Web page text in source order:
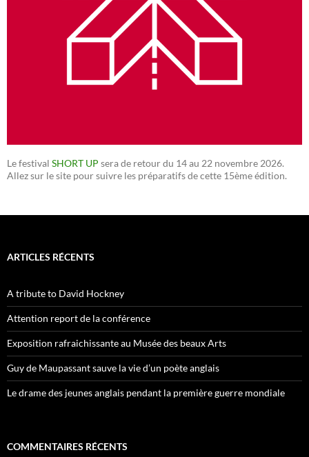
Le festival SHORT UP sera de retour du 14 au 22 novembre 2026.
Allez sur le site pour suivre les préparatifs de cette 15ème édition.
ARTICLES RÉCENTS
A tribute to David Hockney
Attention report de la conférence
Exposition rafraichissante au Musée des beaux Arts
Guy de Maupassant sauve la vie d’un poète anglais
Le drame des jeunes anglais pendant la première guerre mondiale
COMMENTAIRES RÉCENTS